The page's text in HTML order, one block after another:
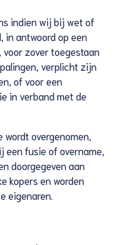
indien wij bij wet of
in antwoord op een
zover toegestaan
verplicht zijn
of voor een
in verband met de
overgenomen,
een fusie of overname,
doorgegeven aan
kopers en worden
eigenaren.